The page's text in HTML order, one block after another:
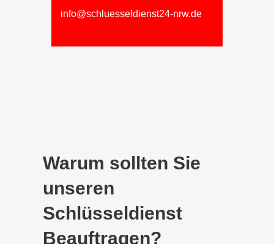
info@schluesseldienst24-nrw.de
Warum sollten Sie
unseren
Schlüsseldienst
Beauftragen?